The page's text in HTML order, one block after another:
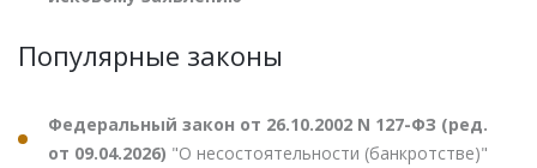
Популярные законы
Федеральный закон от 26.10.2002 N 127-ФЗ (ред.
от 09.04.2026) "О несостоятельности (банкротстве)"